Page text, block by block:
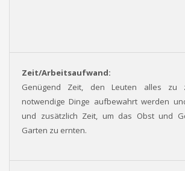
Zeit/Arbeitsaufwand:
Genügend Zeit, den Leuten alles zu
notwendige Dinge aufbewahrt werden
und zusätzlich Zeit, um das Obst und
Garten zu ernten.